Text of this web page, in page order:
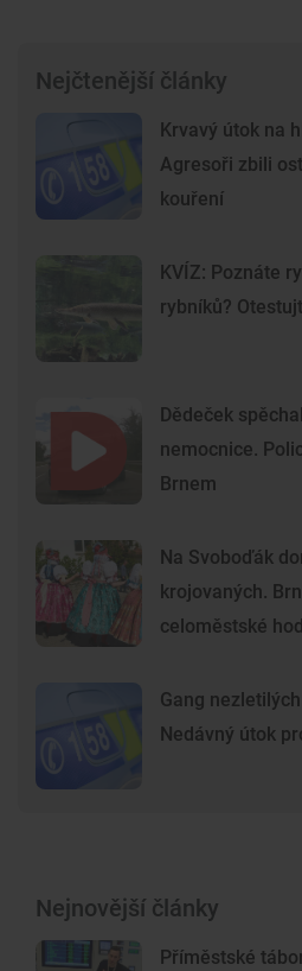
Nejčtenější články
Krvavý útok na
Agresoři zbili
kouření
KVÍZ: Poznáte
rybníků?
Dědeček
nemocnice.
Brnem
Na Svoboďák
krojovaných.
celoměstské
Gang
Nedávný útok
Nejnovější články
Příměstské